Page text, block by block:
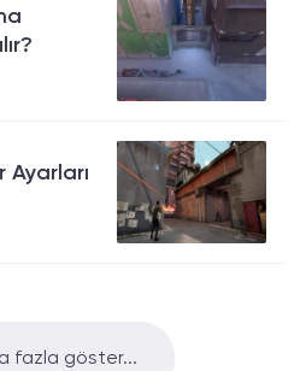
Ayarları
fazla göster...